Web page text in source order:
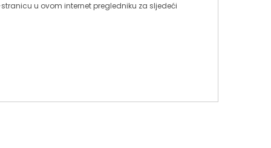
u ovom internet pregledniku za sljedeći